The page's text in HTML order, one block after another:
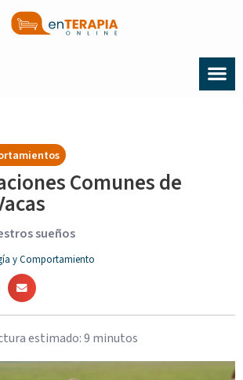
Comunes de
sueños
y Comportamiento
estimado:9 minutos